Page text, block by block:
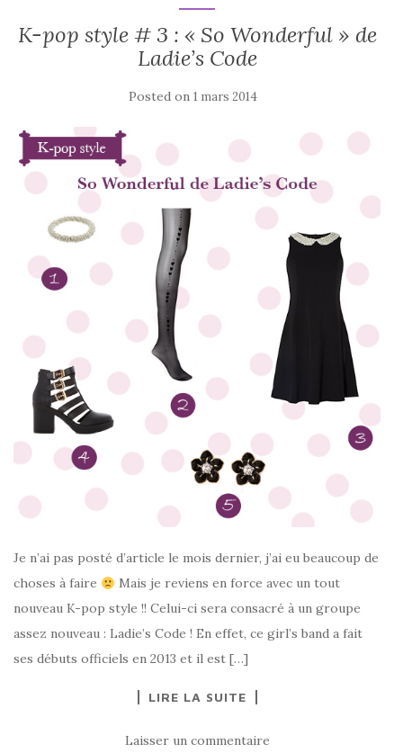
K-pop style # 3 : « So Wonderful » de
Ladie’s Code
Posted on 1 mars 2014
Je n’ai pas posté d’article le mois dernier, j’ai eu beaucoup de
choses à faire
Mais je reviens en force avec un tout
nouveau K-pop style !! Celui-ci sera consacré à un groupe
assez nouveau : Ladie’s Code ! En effet, ce girl’s band a fait
ses débuts officiels en 2013 et il est […]
LIRE LA SUITE
Laisser un commentaire